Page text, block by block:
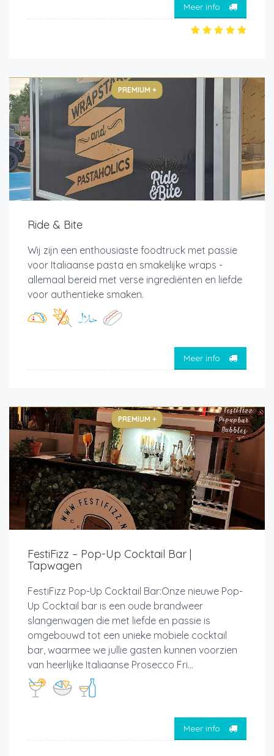
Meer info
PREMIUM +
Ride & Bite
Wij zijn een enthousiaste foodtruck met passie
voor Italiaanse pasta en smakelijke wraps -
allemaal bereid met verse ingrediënten en liefde
voor authentieke smaken.
Meer info
PREMIUM +
FestiFizz – Pop-Up Cocktail Bar |
Tapwagen
FestiFizz Pop-Up Cocktail Bar:Onze nieuwe Pop-
Up Cocktail bar is een oude brandweer
slangenwagen die met liefde en passie is
omgebouwd tot een unieke mobiele cocktail
bar, waarmee we jullie gasten kunnen voorzien
van heerlijke Italiaanse Prosecco Fri...
Meer info